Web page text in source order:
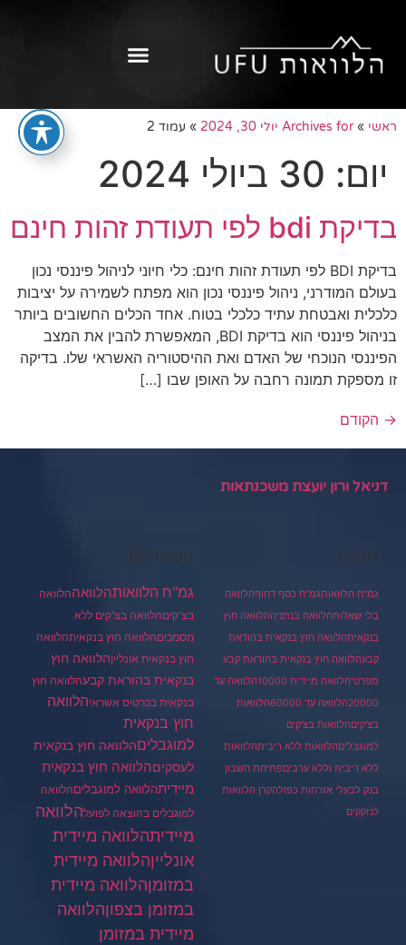
ראשי »Archives for יולי 30, 2024 » עמוד 2
יום: 30 ביולי 2024
בדיקת bdi לפי תעודת זהות חינם
בדיקת BDI לפי תעודת זהות חינם: כלי חיוני לניהול פיננסי נכון
בעולם המודרני, ניהול פיננסי נכון הוא מפתח לשמירה על יציבות
כלכלית ואבטחת עתיד כלכלי בטוח. אחד הכלים החשובים ביותר
בניהול פיננסי הוא בדיקת BDI, המאפשרת להבין את המצב
הפיננסי הנוכחי של האדם ואת ההיסטוריה האשראי שלו. בדיקה
זו מספקת תמונה רחבה על האופן שבו […]
→ הקודם
דניאל ורון יועצת משכנתאות
תגיות
גמ"ח הלוואותגמ"ח כסף דחוףהלוואה
בלי שאלותהלוואה בנתניההלוואה חוץ
בנקאיתהלוואה חוץ בנקאית בהוראת
קבעהלוואה חוץ בנקאית בהוראת קבע
מפרטיהלוואה מיידית 10000
הלוואה עד
20000הלוואה עד 60000
הלוואות
בצ'קיםהלוואות בצ'קים
למוגבליםהלוואות ללא ריביתהלוואות
ללא ריבית וללא ערביםפתיחת חשבון
בנק לבעלי אזרחות כפולהקרן הלוואות
לנזקקים
קטגוריות
גמ"ח הלוואותהלוואההלוואה
בצ'קיםהלוואה בצ'קים ללא
מסמכיםהלוואה חוץ בנקאיתהלוואה
חוץ בנקאית אונלייןהלוואה חוץ
בנקאית בהוראת קבעהלוואה חוץ
בנקאית בכרטיס אשראיהלוואה
חוץ בנקאית
למוגבליםהלוואה חוץ בנקאית
לעסקיםהלוואה חוץ בנקאית
מיידיתהלוואה למוגבליםהלוואה
למוגבלים בהוצאה לפועלהלוואה
מיידיתהלוואה מיידית
אונלייןהלוואה מיידית
במזומןהלוואה מיידית
במזומן בצפוןהלוואה
מיידית במזומן